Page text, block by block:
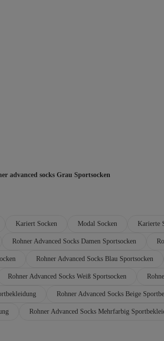
advanced socks Grau Sportsocken
Kariert Socken Modal Socken Karierte
Rohner Advanced Socks Damen Sportsocken
Rohner Advanced Socks Blau Sportsocken
Rohner Advanced Socks Weiß Sportsocken
Rohner Advanced Socks Beige
Rohner Advanced Socks Mehrfarbig